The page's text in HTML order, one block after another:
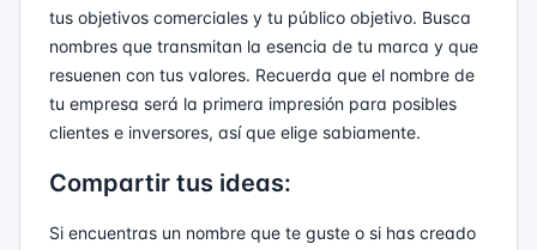
tus objetivos comerciales y tu público objetivo. Busca
nombres que transmitan la esencia de tu marca y que
resuenen con tus valores. Recuerda que el nombre de
tu empresa será la primera impresión para posibles
clientes e inversores, así que elige sabiamente.
Compartir tus ideas:
Si encuentras un nombre que te guste o si has creado